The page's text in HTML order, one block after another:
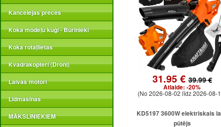
Kancelejas preces
Koka modeļu kuģi - Burinieki
Koka rotaļlietas
Kvadrakopteri (Droni)
Laivas motori
Lidmašīnas
MĀKSLINIEKIEM
31.95 €39.99 €
Atlaide: -20%
(No 2026-08-02 līdz 2026-08-
KD5197 3600W elektriskais
pūtējs